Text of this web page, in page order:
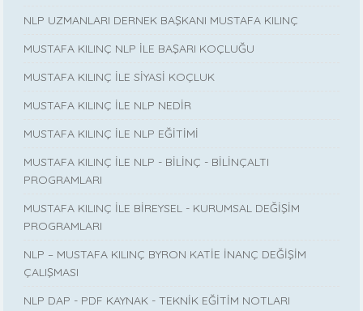
NLP UZMANLARI DERNEK BAŞKANI MUSTAFA KILINÇ
MUSTAFA KILINÇ NLP İLE BAŞARI KOÇLUĞU
MUSTAFA KILINÇ İLE SİYASİ KOÇLUK
MUSTAFA KILINÇ İLE NLP NEDİR
MUSTAFA KILINÇ İLE NLP EĞİTİMİ
MUSTAFA KILINÇ İLE NLP - BİLİNÇ - BİLİNÇALTI
PROGRAMLARI
MUSTAFA KILINÇ İLE BİREYSEL - KURUMSAL DEĞİŞİM
PROGRAMLARI
NLP – MUSTAFA KILINÇ BYRON KATİE İNANÇ DEĞİŞİM
ÇALIŞMASI
NLP DAP - PDF KAYNAK - TEKNİK EĞİTİM NOTLARI